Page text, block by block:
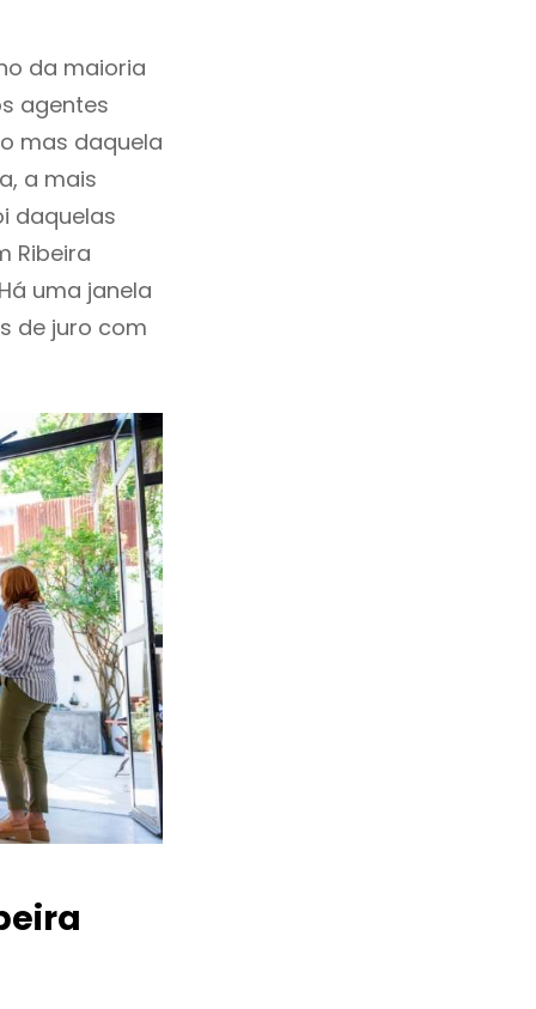
da maioria
agentes
mas daquela
a mais
daquelas
Ribeira
uma janela
de juro com